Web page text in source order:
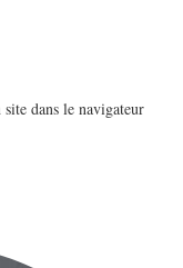
dans le navigateur